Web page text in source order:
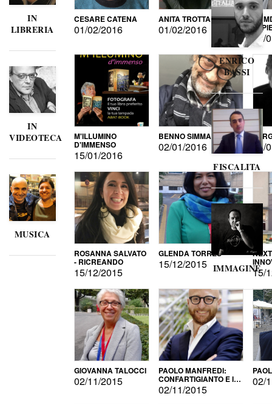
IN
LIBRERIA
IN
VIDEOTECA
MUSICA
CESARE CATENA
01/02/2016
ANITA TROTTA
01/02/2016 DI
15/
M'ILLUMINO
D'IMMENSO
15/01/2016
BENNO SIMMA
02/01/2016
ROSANNA SALVATO
- RICREANDO
15/12/2015
GLENDA TORRES
15/12/2015
15/
GIOVANNA TALOCCI
02/11/2015
PAOLO MANFREDI:
CONFARTIGIANTO E IL
SONDAGGIO
02/11/2015
02/
ENRICO
BASSI
FISCALITA
IMMAGINE